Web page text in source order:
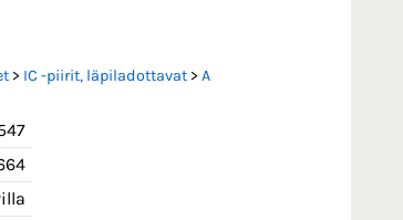
> IC -piirit, läpiladottavat> A